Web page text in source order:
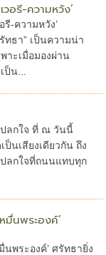
อรี-ความหวัง’
รี-ความหวัง’
ทธา” เป็นความน่า
าะเมื่อมองผ่าน
น...
ปลกใจ ที่ ณ วันนี้
นเสียงเดียวกัน ถึง
ปลกใจที่ถนนแทบทุก
มื่นพระองค์’
นพระองค์’ ศรัทธายิ่ง